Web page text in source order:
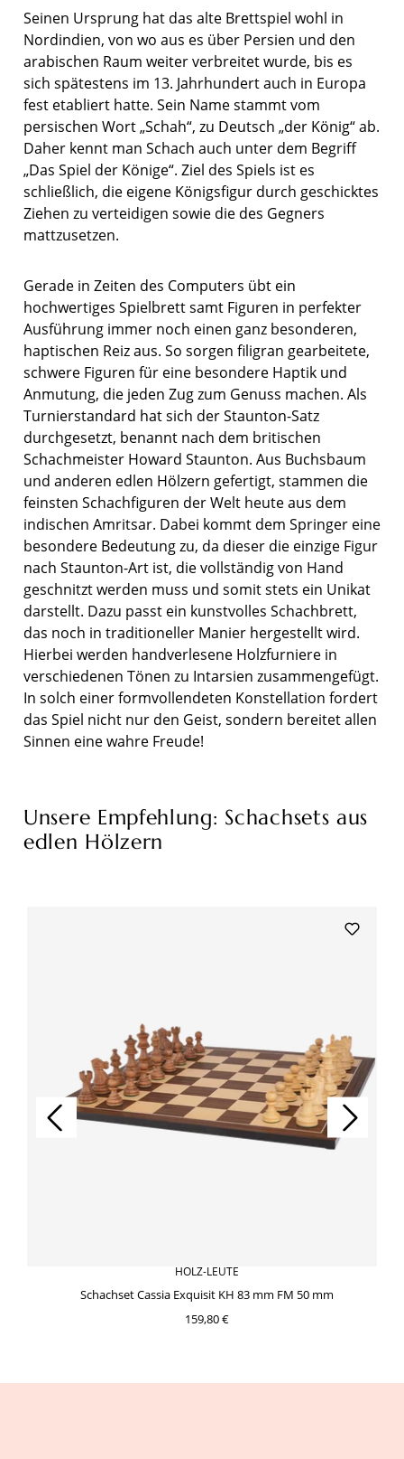
Seinen Ursprung hat das alte Brettspiel wohl in
Nordindien, von wo aus es über Persien und den
arabischen Raum weiter verbreitet wurde, bis es
sich spätestens im 13. Jahrhundert auch in Europa
fest etabliert hatte. Sein Name stammt vom
persischen Wort „Schah“, zu Deutsch „der König“ ab.
Daher kennt man Schach auch unter dem Begriff
„Das Spiel der Könige“. Ziel des Spiels ist es
schließlich, die eigene Königsfigur durch geschicktes
Ziehen zu verteidigen sowie die des Gegners
mattzusetzen.
Gerade in Zeiten des Computers übt ein
hochwertiges Spielbrett samt Figuren in perfekter
Ausführung immer noch einen ganz besonderen,
haptischen Reiz aus. So sorgen filigran gearbeitete,
schwere Figuren für eine besondere Haptik und
Anmutung, die jeden Zug zum Genuss machen. Als
Turnierstandard hat sich der Staunton-Satz
durchgesetzt, benannt nach dem britischen
Schachmeister Howard Staunton. Aus Buchsbaum
und anderen edlen Hölzern gefertigt, stammen die
feinsten Schachfiguren der Welt heute aus dem
indischen Amritsar. Dabei kommt dem Springer eine
besondere Bedeutung zu, da dieser die einzige Figur
nach Staunton-Art ist, die vollständig von Hand
geschnitzt werden muss und somit stets ein Unikat
darstellt. Dazu passt ein kunstvolles Schachbrett,
das noch in traditioneller Manier hergestellt wird.
Hierbei werden handverlesene Holzfurniere in
verschiedenen Tönen zu Intarsien zusammengefügt.
In solch einer formvollendeten Konstellation fordert
das Spiel nicht nur den Geist, sondern bereitet allen
Sinnen eine wahre Freude!
Unsere Empfehlung: Schachsets aus
edlen Hölzern
HOLZ-LEUTE
Schachset Cassia Exquisit KH 83 mm FM 50 mm
159,80 €